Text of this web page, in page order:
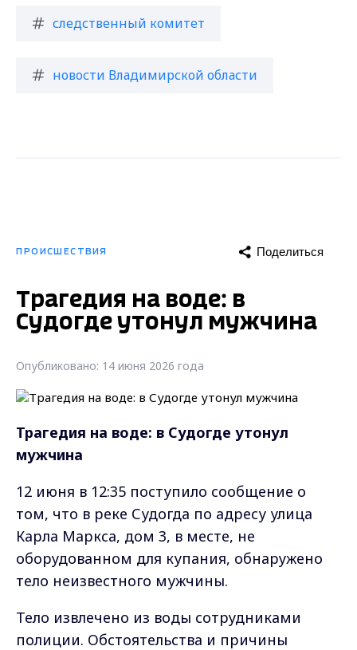
следственный комитет
новости Владимирской области
ПРОИСШЕСТВИЯ Поделиться
Трагедия на воде: в
Судогде утонул мужчина
Опубликовано: 14 июня 2026 года
Трагедия на воде: в Судогде утонул
мужчина
12 июня в 12:35 поступило сообщение о
том, что в реке Судогда по адресу улица
Карла Маркса, дом 3, в месте, не
оборудованном для купания, обнаружено
тело неизвестного мужчины.
Тело извлечено из воды сотрудниками
полиции. Обстоятельства и причины